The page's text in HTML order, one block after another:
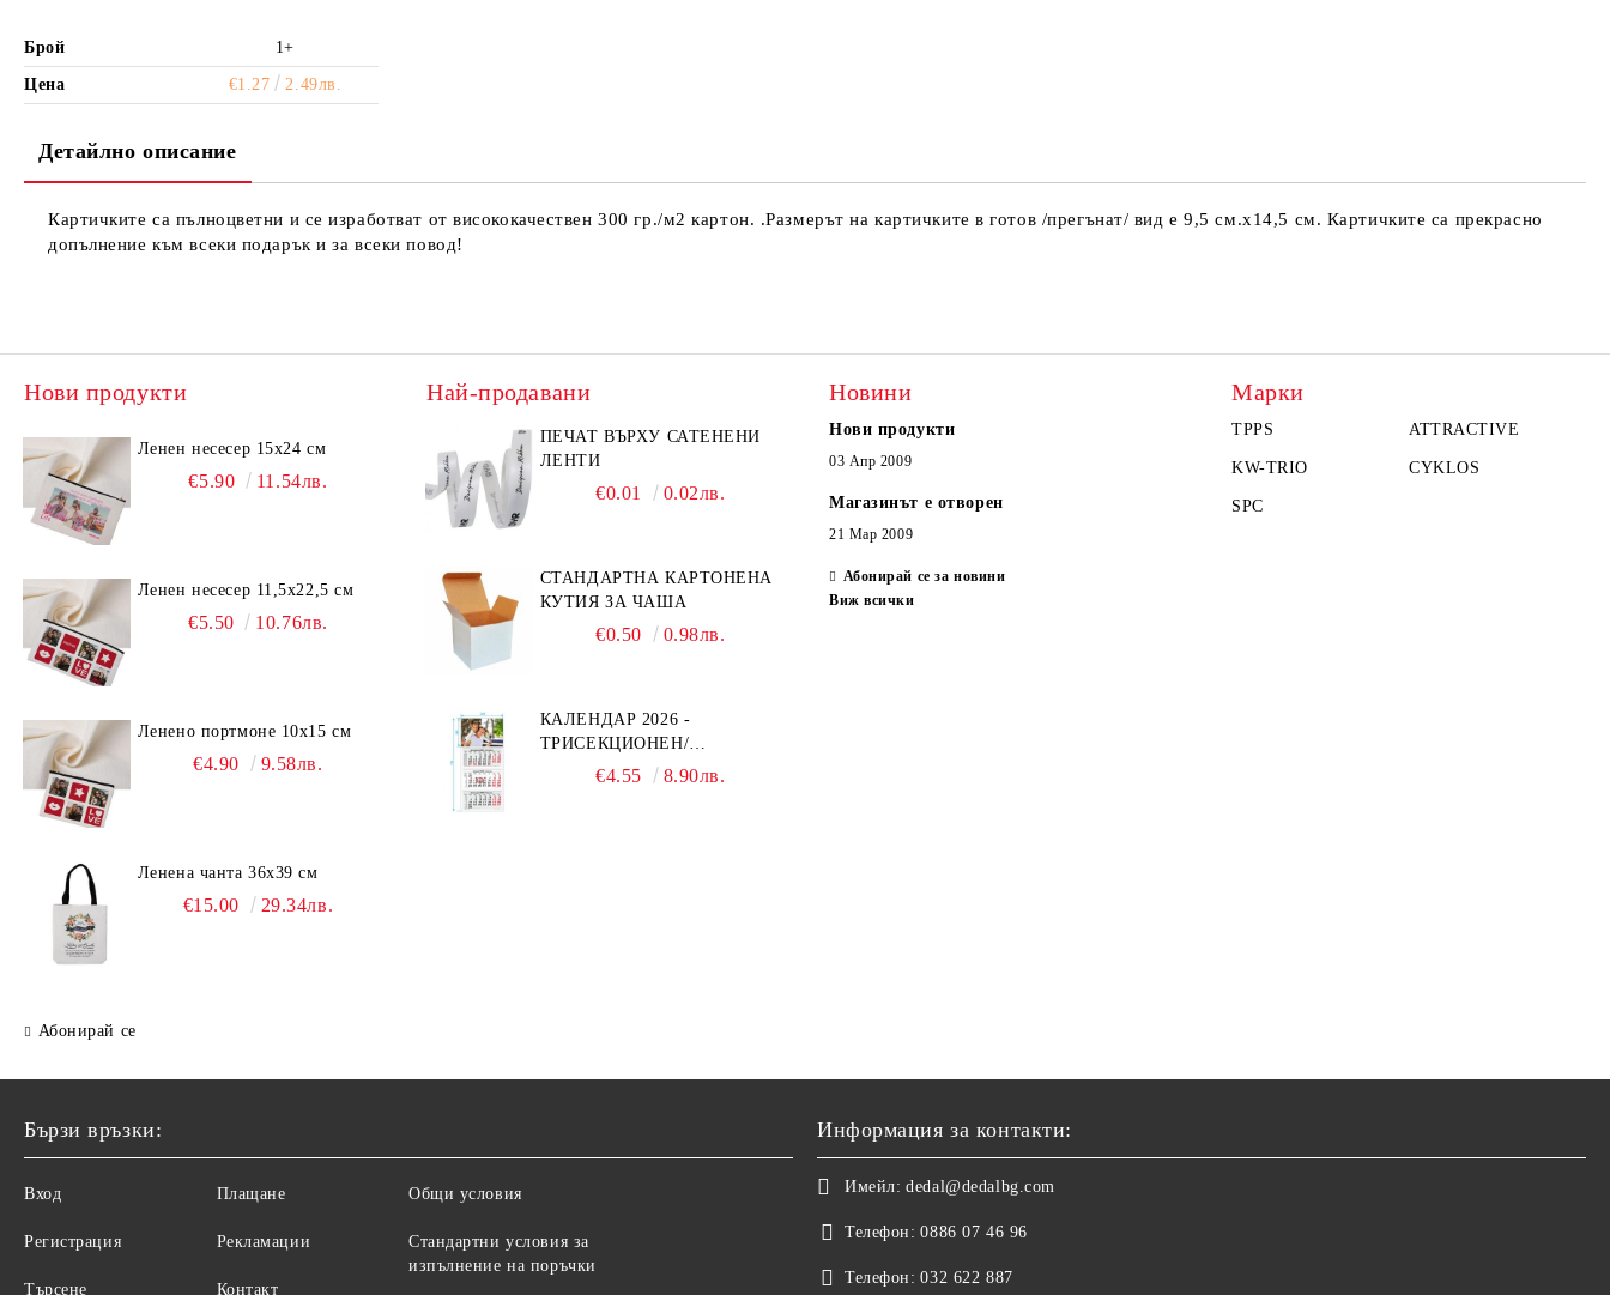
Брой 1+
Цена €1.27 2.49лв.
Детайлно описание
Картичките са пълноцветни и се изработват от висококачествен 300 гр./м2 картон. .Размерът на картичките в готов /прегънат/ вид е 9,5 см.х14,5 см. Картичките са прекрасно
допълнение към всеки подарък и за всеки повод!
Нови продукти
Ленен несесер 15х24 см
€5.90 11.54лв.
Ленен несесер 11,5х22,5 см
€5.50 10.76лв.
Ленено портмоне 10х15 см
€4.90 9.58лв.
Ленена чанта 36х39 см
€15.00 29.34лв.
Абонирай се
Най-продавани
ПЕЧАТ ВЪРХУ САТЕНЕНИ
ЛЕНТИ
€0.01 0.02лв.
СТАНДАРТНА КАРТОНЕНА
КУТИЯ ЗА ЧАША
€0.50 0.98лв.
КАЛЕНДАР 2026 -
ТРИСЕКЦИОНЕН/
ЕДНОСЕКЦИОНЕН
€4.55 8.90лв.
Новини
Нови продукти
03 Апр 2009
Магазинът е отворен
21 Мар 2009
Абонирай се за новини
Виж всички
Марки
TPPS ATTRACTIVE
KW-TRIO CYKLOS
SPC
Бързи връзки:
Вход
Регистрация
Търсене
Плащане
Рекламации
Контакт
Общи условия
Стандартни условия за
изпълнение на поръчки
Информация за контакти:
Имейл: dedal@dedalbg.com
Телефон: 0886 07 46 96
Телефон: 032 622 887